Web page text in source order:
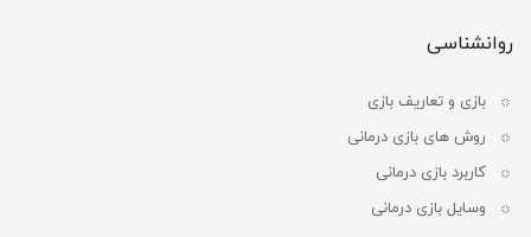
روانشناسی
بازی و تعاریف بازی
روش های بازی درمانی
کاربرد بازی درمانی
وسایل بازی درمانی